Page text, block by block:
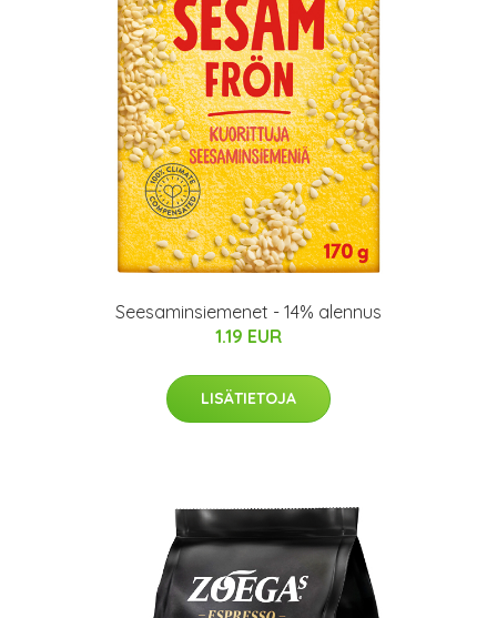
Seesaminsiemenet - 14% alennus
1.19 EUR
LISÄTIETOJA